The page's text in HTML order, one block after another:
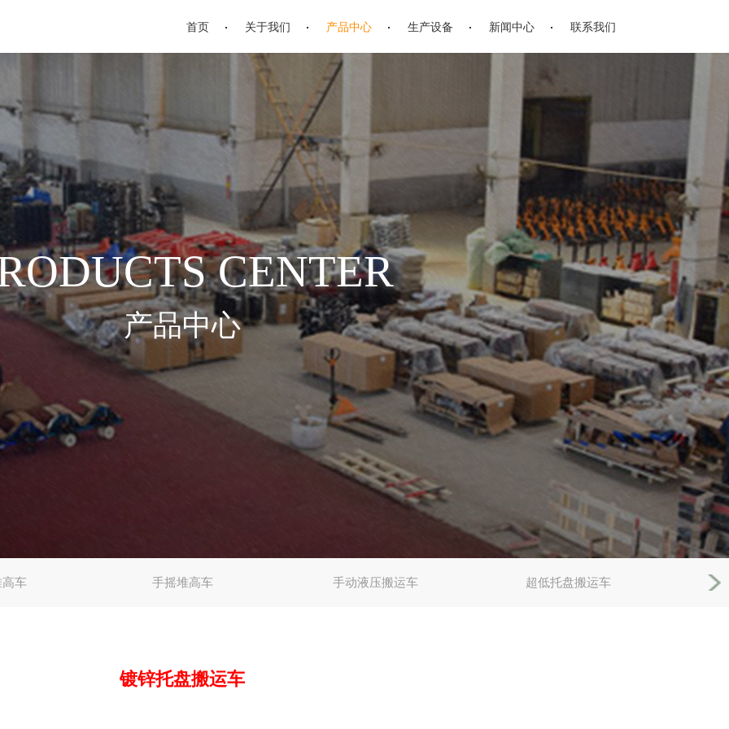
首页 关于我们 产品中心 生产设备 新闻中心 联系我们
CENTER
产品中心
车 手摇堆高车 手动液压搬运车 超低托盘搬运车
镀锌托盘搬运车